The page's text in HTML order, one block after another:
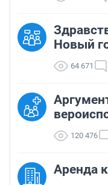
Новый
64 671
120 476
Аренда